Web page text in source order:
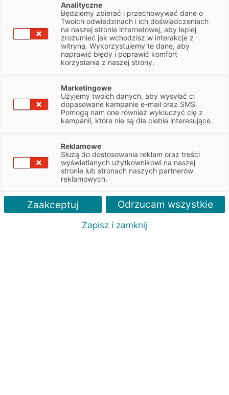
71-001 Szczecin
Zachodniopomorskie
7812010274
Osobowe, Dostawcze
Obsługiwane marki:
Audi, Seat, Cupra, Porsche, Volkswagen, BYD
Autoryzacja serwisu:
Audi, Seat, Cupra, Porsche, Volkswagen, BYD
Analityczne
Będziemy zbierać i przechowywać dane o
Twoich odwiedzinach i ich doświadczeniach
na naszej stronie internetowej, aby lepiej
zrozumieć jak wchodzisz w interakcje z
witryną. Wykorzystujemy te dane, aby
naprawić błędy i poprawić komfort
korzystania z naszej strony.
Marketingowe
Użyjemy twoich danych, aby wysyłać ci
dopasowane kampanie e-mail oraz SMS.
Pomogą nam one również wykluczyć cię z
kampanii, które nie są dla ciebie interesujące.
Reklamowe
Służą do dostosowania reklam oraz treści
wyświetlanych użytkownikowi na naszej
stronie lub stronach naszych partnerów
reklamowych.
Zaakceptuj Odrzucam wszystkie
Zapisz i zamknij